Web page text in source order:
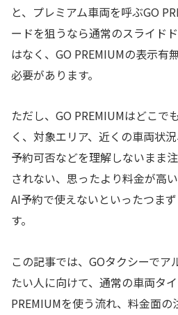
と、プレミアム車両を呼ぶGO
ードを狙うなら通常のスライド
はなく、GO PREMIUMの表示有
必要があります。
ただし、GO PREMIUMはどこで
く、対象エリア、近くの車両状
予約可否などを理解しないまま
されない、思ったより料金が高
AI予約で使えないといったつま
す。
この記事では、GOタクシーでア
たい人に向けて、通常の車両タ
PREMIUMを使う流れ、料金面